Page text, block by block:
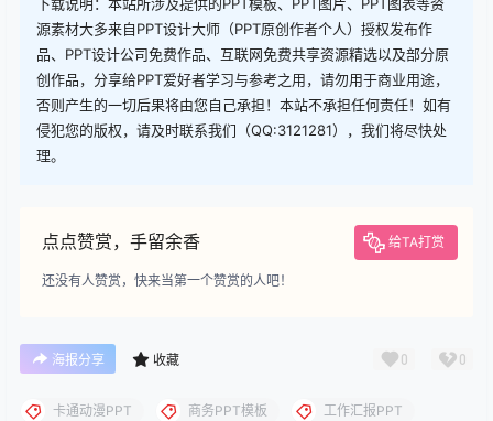
下载说明：本站所涉及提供的PPT模板、PPT图片、PPT图表等资
源素材大多来自PPT设计大师（PPT原创作者个人）授权发布作
品、PPT设计公司免费作品、互联网免费共享资源精选以及部分原
创作品，分享给PPT爱好者学习与参考之用，请勿用于商业用途，
否则产生的一切后果将由您自己承担！本站不承担任何责任！如有
侵犯您的版权，请及时联系我们（QQ:3121281），我们将尽快处
理。
点点赞赏，手留余香 给TA打赏
还没有人赞赏，快来当第一个赞赏的人吧！
海报分享 收藏 0 0
卡通动漫PPT 商务PPT模板 工作汇报PPT